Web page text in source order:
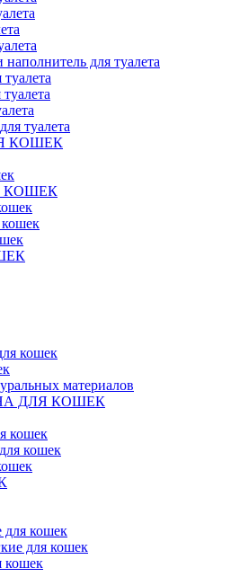
для туалета
туалета
КОШЕК
КОШЕК
кошек
материалов
ДЛЯ КОШЕК
кошек
кошек
кошек
для кошек
кошек